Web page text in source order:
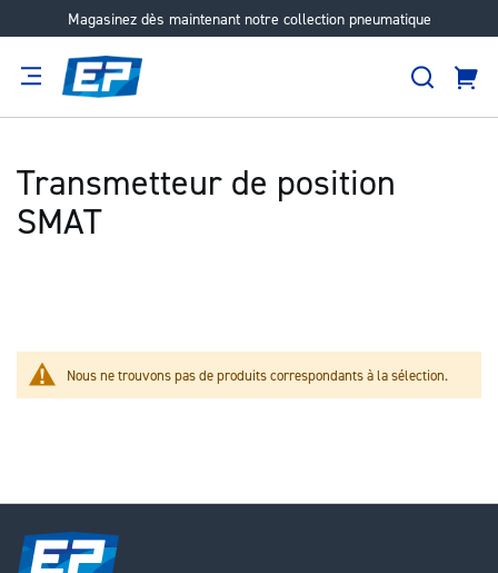
Magasinez dès maintenant notre collection pneumatique
Aller
Transmetteur de position
SMAT
Nous ne trouvons pas de produits correspondants à la sélection.